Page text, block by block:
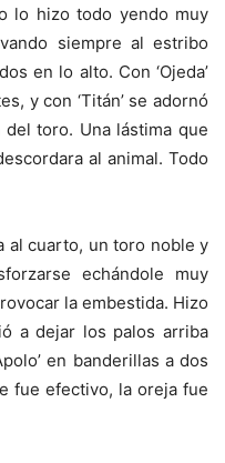
lo hizo todo yendo muy
siempre al estribo
en lo alto. Con ‘Ojeda’
y con ‘Titán’ se adornó
toro. Una lástima que
al animal. Todo
cuarto, un toro noble y
echándole muy
la embestida. Hizo
a dejar los palos arriba
en banderillas a dos
fue efectivo, la oreja fue